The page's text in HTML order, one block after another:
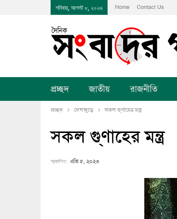
শনিবার, আগস্ট ৮, ২০২৬ Home Contact Us
প্রচ্ছদ জাতীয় রাজনীতি
প্রচ্ছদ দেশজুড়ে সকল গু্ণাহের মন্ত্র
সকল গু্ণাহের মন্ত্র
প্রকাশিত: এপ্রি ৫, ২০২৩